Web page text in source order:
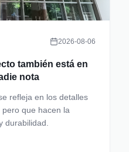
2026-08-06
también está en
nota
refleja en los detalles
que hacen la
durabilidad.